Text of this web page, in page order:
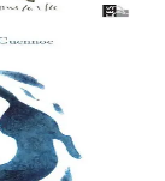
skrivet gant Yeun
biniaouer, zo